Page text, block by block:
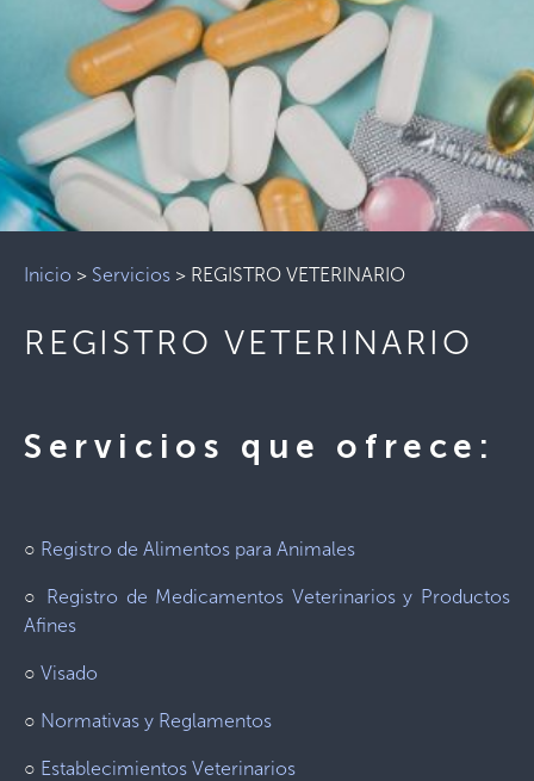
Inicio > Servicios > REGISTRO VETERINARIO
REGISTRO VETERINARIO
Servicios que ofrece:
○ Registro de Alimentos para Animales
○ Registro de Medicamentos Veterinarios y Productos
Afines
○ Visado
○ Normativas y Reglamentos
○ Establecimientos Veterinarios